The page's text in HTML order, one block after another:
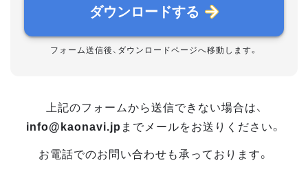
ダウンロードする
フォーム送信後、ダウンロードページへ移動します。
上記のフォームから送信できない場合は、
info@kaonavi.jp までメールをお送りください。
お電話でのお問い合わせも承っております。